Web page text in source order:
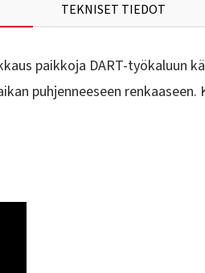
TEKNISET TIEDOT
paikkoja DART-työkaluun
puhjenneeseen